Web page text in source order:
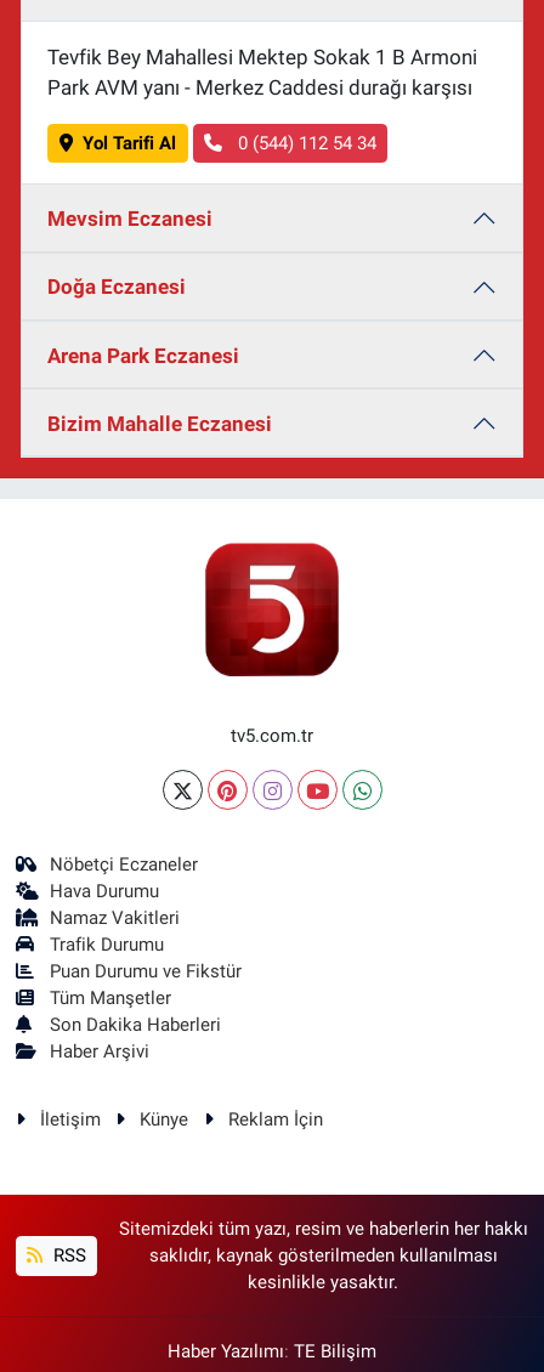
Tevfik Bey Mahallesi Mektep Sokak 1 B Armoni
Park AVM yanı - Merkez Caddesi durağı karşısı
Yol Tarifi Al 0 (544) 112 54 34
Mevsim Eczanesi
Doğa Eczanesi
Arena Park Eczanesi
Bizim Mahalle Eczanesi
tv5.com.tr
Nöbetçi Eczaneler
Hava Durumu
Namaz Vakitleri
Trafik Durumu
Puan Durumu ve Fikstür
Tüm Manşetler
Son Dakika Haberleri
Haber Arşivi
İletişim Künye Reklam İçin
RSS
Sitemizdeki tüm yazı, resim ve haberlerin her hakkı
saklıdır, kaynak gösterilmeden kullanılması
kesinlikle yasaktır.
Haber Yazılımı: TE Bilişim